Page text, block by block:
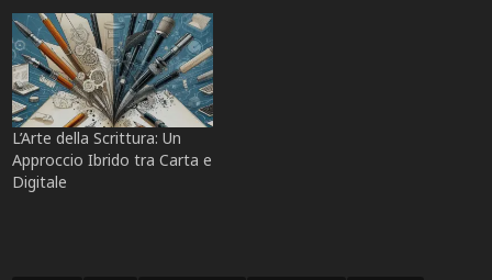
L’Arte della Scrittura: Un
Approccio Ibrido tra Carta e
Digitale